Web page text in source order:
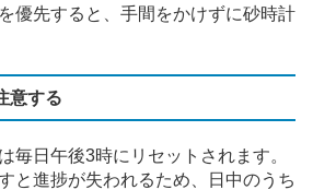
優先すると、手間をかけずに砂時計
意する
毎日午後3時にリセットされます。
と進捗が失われるため、日中のうち